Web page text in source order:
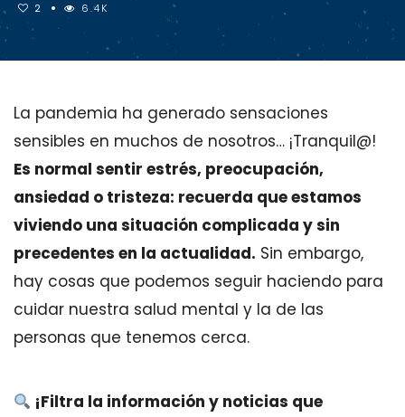
2 6.4K
La pandemia ha generado sensaciones
sensibles en muchos de nosotros… ¡Tranquil@!
Es normal sentir estrés, preocupación,
ansiedad o tristeza: recuerda que estamos
viviendo una situación complicada y sin
precedentes en la actualidad. Sin embargo,
hay cosas que podemos seguir haciendo para
cuidar nuestra salud mental y la de las
personas que tenemos cerca.
¡Filtra la información y noticias que